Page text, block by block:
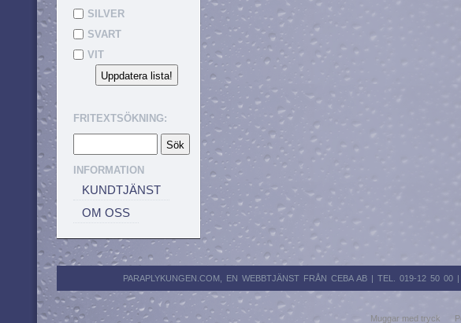
SILVER
SVART
VIT
FRITEXTSÖKNING:
INFORMATION
KUNDTJÄNST
OM OSS
PARAPLYKUNGEN.COM, EN WEBBTJÄNST FRÅN CEBA AB | TEL. 019-12 50 00 |
Muggar med tryck